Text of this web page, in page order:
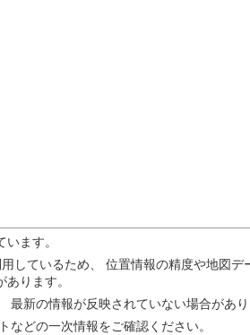
ます。
しているため、 位置情報の精度や地図デ
ります。
最新の情報が反映されていない場合があり
などの一次情報をご確認ください。